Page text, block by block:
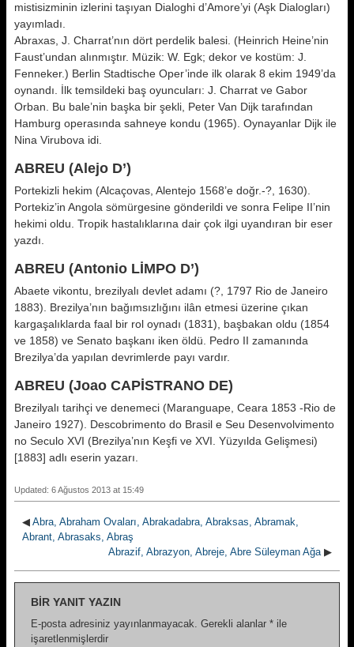
mistisizminin izlerini taşıyan Dialoghi d’Amore’yi (Aşk Dialogları)
yayımladı.
Abraxas, J. Charrat’nın dört perdelik balesi. (Heinrich Heine’nin
Faust’undan alınmıştır. Müzik: W. Egk; dekor ve kostüm: J.
Fenneker.) Berlin Stadtische Oper’inde ilk olarak 8 ekim 1949’da
oynandı. İlk temsildeki baş oyuncuları: J. Charrat ve Gabor
Orban. Bu bale’nin başka bir şekli, Peter Van Dijk tarafından
Hamburg operasında sahneye kondu (1965). Oynayanlar Dijk ile
Nina Virubova idi.
ABREU (Alejo D’)
Portekizli hekim (Alcaçovas, Alentejo 1568’e doğr.-?, 1630).
Portekiz’in Angola sömürgesine gönderildi ve sonra Felipe II’nin
hekimi oldu. Tropik hastalıklarına dair çok ilgi uyandıran bir eser
yazdı.
ABREU (Antonio LİMPO D’)
Abaete vikontu, brezilyalı devlet adamı (?, 1797 Rio de Janeiro
1883). Brezilya’nın bağımsızlığını ilân etmesi üzerine çıkan
kargaşalıklarda faal bir rol oynadı (1831), başbakan oldu (1854
ve 1858) ve Senato başkanı iken öldü. Pedro II zamanında
Brezilya’da yapılan devrimlerde payı vardır.
ABREU (Joao CAPİSTRANO DE)
Brezilyalı tarihçi ve denemeci (Maranguape, Ceara 1853 -Rio de
Janeiro 1927). Descobrimento do Brasil e Seu Desenvolvimento
no Seculo XVI (Brezilya’nın Keşfi ve XVI. Yüzyılda Gelişmesi)
[1883] adlı eserin yazarı.
Updated: 6 Ağustos 2013 at 15:49
◀ Abra, Abraham Ovaları, Abrakadabra, Abraksas, Abramak,
Abrant, Abrasaks, Abraş
Abrazif, Abrazyon, Abreje, Abre Süleyman Ağa▶
BIR YANIT YAZIN
E-posta adresiniz yayınlanmayacak. Gerekli alanlar * ile
işaretlenmişlerdir